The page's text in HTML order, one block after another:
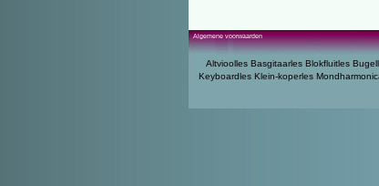
Algemene voorwaarden
Altvioolles Basgitaarles Blokfluitles
Keyboardles Klein-koperles